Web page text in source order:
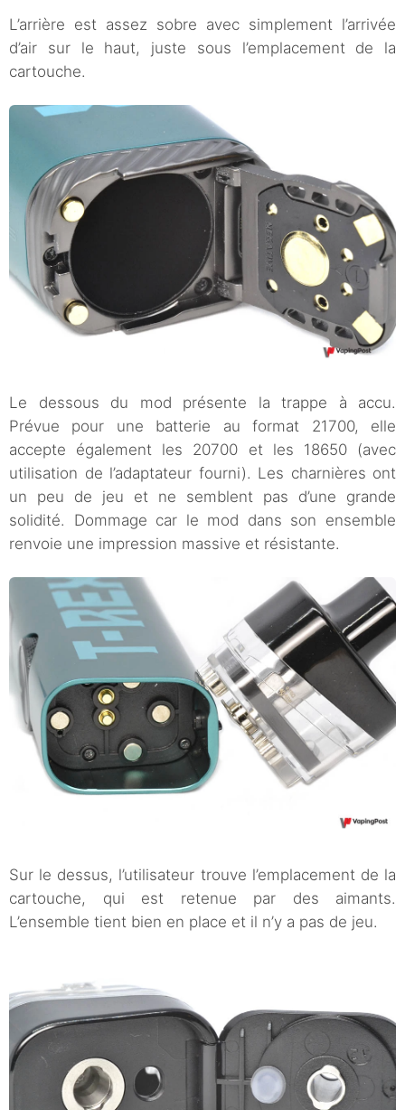
L’arrière est assez sobre avec simplement l’arrivée
d’air sur le haut, juste sous l’emplacement de la
cartouche.
Le dessous du mod présente la trappe à accu.
Prévue pour une batterie au format 21700, elle
accepte également les 20700 et les 18650 (avec
utilisation de l’adaptateur fourni). Les charnières ont
un peu de jeu et ne semblent pas d’une grande
solidité. Dommage car le mod dans son ensemble
renvoie une impression massive et résistante.
Sur le dessus, l’utilisateur trouve l’emplacement de la
cartouche, qui est retenue par des aimants.
L’ensemble tient bien en place et il n’y a pas de jeu.